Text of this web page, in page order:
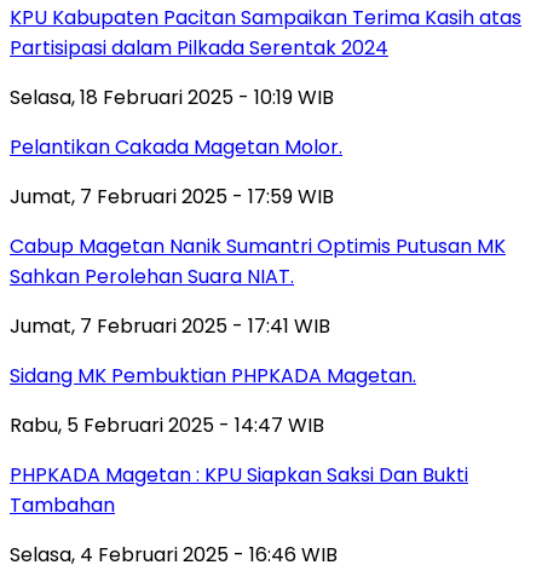
KPU Kabupaten Pacitan Sampaikan Terima Kasih atas
Partisipasi dalam Pilkada Serentak 2024
Selasa, 18 Februari 2025 - 10:19 WIB
Pelantikan Cakada Magetan Molor.
Jumat, 7 Februari 2025 - 17:59 WIB
Cabup Magetan Nanik Sumantri Optimis Putusan MK
Sahkan Perolehan Suara NIAT.
Jumat, 7 Februari 2025 - 17:41 WIB
Sidang MK Pembuktian PHPKADA Magetan.
Rabu, 5 Februari 2025 - 14:47 WIB
PHPKADA Magetan : KPU Siapkan Saksi Dan Bukti
Tambahan
Selasa, 4 Februari 2025 - 16:46 WIB